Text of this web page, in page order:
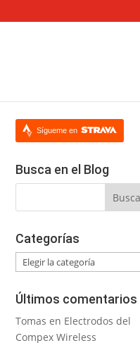
Sígueme en
Busca en el Blog
Categorías
Categorías
Últimos comentarios
Tomas en Electrodos del
Compex Wireless